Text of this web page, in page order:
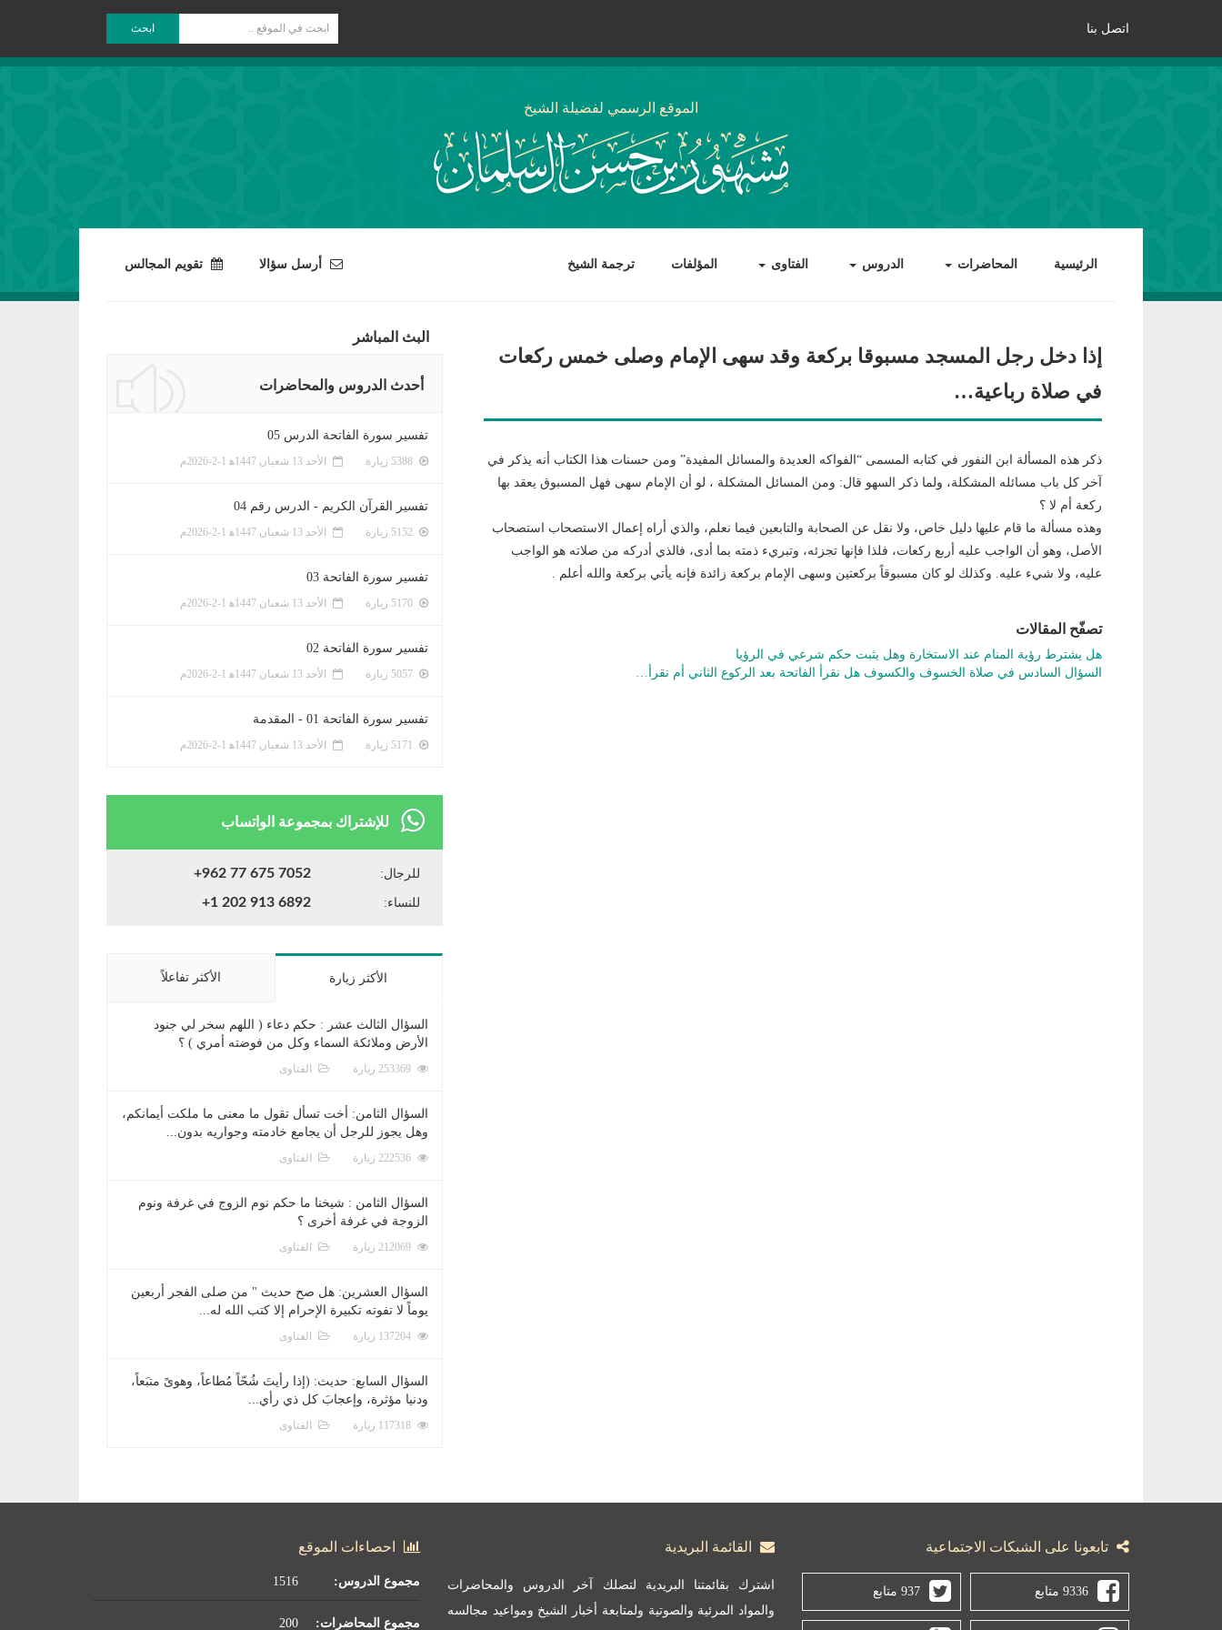
اتصل بنا ابحث
الموقع الرسمي لفضيلة الشيخ
الرئيسية المحاضرات الدروس الفتاوى المؤلفات ترجمة الشيخ أرسل سؤالا تقويم المجالس
إذا دخل رجل المسجد مسبوقا بركعة وقد سهى الإمام وصلى خمس ركعات
في صلاة رباعية…
ذكر هذه المسألة ابن النفور في كتابه المسمى “الفواكه العديدة والمسائل المفيدة” ومن حسنات هذا الكتاب أنه يذكر في
آخر كل باب مسائله المشكلة، ولما ذكر السهو قال: ومن المسائل المشكلة ، لو أن الإمام سهى فهل المسبوق يعقد بها
ركعة أم لا ؟
وهذه مسألة ما قام عليها دليل خاص، ولا نقل عن الصحابة والتابعين فيما نعلم، والذي أراه إعمال الاستصحاب استصحاب
الأصل، وهو أن الواجب عليه أربع ركعات، فلذا فإنها تجزئه، وتبريء ذمته بما أدى، فالذي أدركه من صلاته هو الواجب
عليه، ولا شيء عليه. وكذلك لو كان مسبوقاً بركعتين وسهى الإمام بركعة زائدة فإنه يأتي بركعة والله أعلم .
تصفّح المقالات
هل يشترط رؤية المنام عند الاستخارة وهل يثبت حكم شرعي في الرؤيا
السؤال السادس في صلاة الخسوف والكسوف هل نقرأ الفاتحة بعد الركوع الثاني أم نقرأ…
البث المباشر
أحدث الدروس والمحاضرات
تفسير سورة الفاتحة الدرس 05
الأحد 13 شعبان 1447ﻫ 1-2-2026م
تفسير القرآن الكريم - الدرس رقم 04
الأحد 13 شعبان 1447ﻫ 1-2-2026م
تفسير سورة الفاتحة 03
الأحد 13 شعبان 1447ﻫ 1-2-2026م
تفسير سورة الفاتحة 02
الأحد 13 شعبان 1447ﻫ 1-2-2026م
تفسير سورة الفاتحة 01 - المقدمة
الأحد 13 شعبان 1447ﻫ 1-2-2026م
للإشتراك بمجموعة الواتساب
للرجال: +962 77 675 7052
للنساء: +1 202 913 6892
الأكثر زيارة الأكثر تفاعلاً
السؤال الثالث عشر : حكم دعاء ( اللهم سخر لي جنود
الأرض وملائكة السماء وكل من فوضته أمري ) ؟
الفتاوى
السؤال الثامن: أخت تسأل تقول ما معنى ما ملكت أيمانكم،
وهل يجوز للرجل أن يجامع خادمته وجواريه بدون...
الفتاوى
السؤال الثامن : شيخنا ما حكم نوم الزوج في غرفة ونوم
الزوجة في غرفة أخرى ؟
الفتاوى
السؤال العشرين: هل صح حديث " من صلى الفجر أربعين
يوماً لا تفوته تكبيرة الإحرام إلا كتب الله له...
الفتاوى
السؤال السابع: حديث: (إذا رأيتَ شُحّاً مُطاعاً، وهوىً متبَعاً،
ودنيا مؤثرة، وإعجابَ كل ذي رأي...
الفتاوى
تابعونا على الشبكات الاجتماعية
9336 متابع 937 متابع
القائمة البريدية
اشترك بقائمتنا البريدية لتصلك آخر الدروس والمحاضرات
والمواد المرئية والصوتية ولمتابعة أخبار الشيخ ومواعيد مجالسه
احصاءات الموقع
مجموع الدروس:
مجموع المحاضرات: